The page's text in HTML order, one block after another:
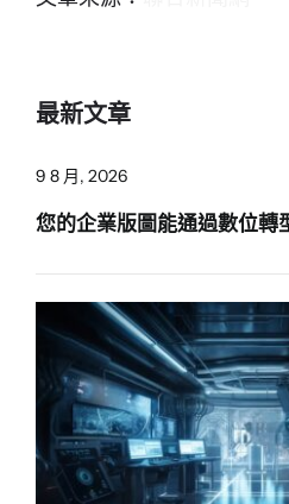
最新文章
9 8 月, 2026
您的企業版圖能通過數位轉